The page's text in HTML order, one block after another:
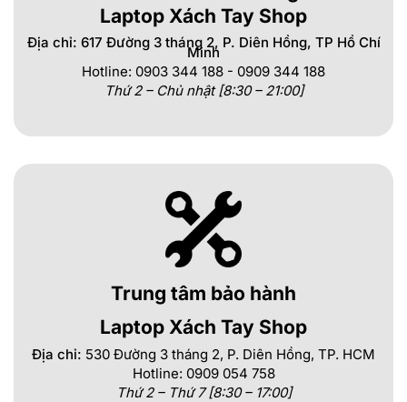
Laptop Xách Tay Shop
Địa chỉ: 617 Đường 3 tháng 2, P. Diên Hồng, TP Hồ Chí
Minh
Hotline: 0903 344 188 - 0909 344 188
Thứ 2 – Chủ nhật [8:30 – 21:00]
Trung tâm bảo hành
Laptop Xách Tay Shop
Địa chỉ: 530 Đường 3 tháng 2, P. Diên Hồng, TP. HCM
Hotline: 0909 054 758
Thứ 2 – Thứ 7 [8:30 – 17:00]